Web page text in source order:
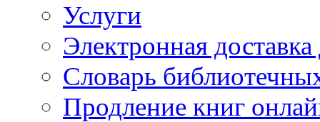
Услуги
Электронная
Словарь
Продление книг